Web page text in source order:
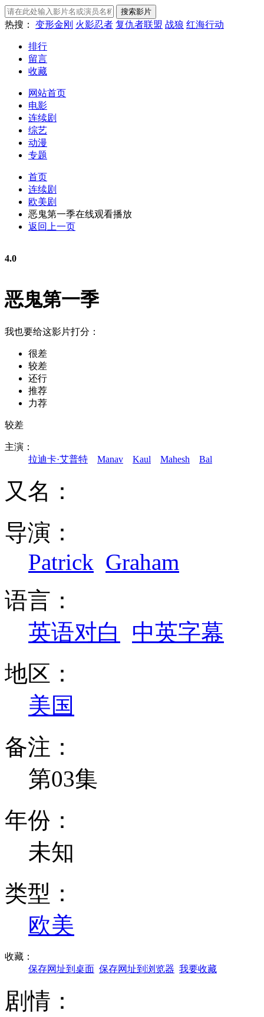
热搜： 变形金刚 火影忍者 复仇者联盟 战狼 红海行动
排行
留言
收藏
网站首页
电影
连续剧
综艺
动漫
专题
首页
连续剧
欧美剧
恶鬼第一季在线观看播放
返回上一页
4.0
恶鬼第一季
我也要给这影片打分：
很差
较差
还行
推荐
力荐
较差
主演：
拉迪卡·艾普特
Manav Kaul Mahesh Bal
又名：
导演：
Patrick Graham
语言：
英语对白
中英字幕
地区：
美国
备注：
第03集
年份：
未知
类型：
欧美
收藏：
保存网址到桌面 保存网址到浏览器 我要收藏
剧情：